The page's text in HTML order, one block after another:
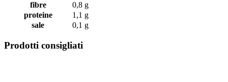
fibre
0,8 g
proteine
1,1 g
sale
0,1 g
Prodotti consigliati